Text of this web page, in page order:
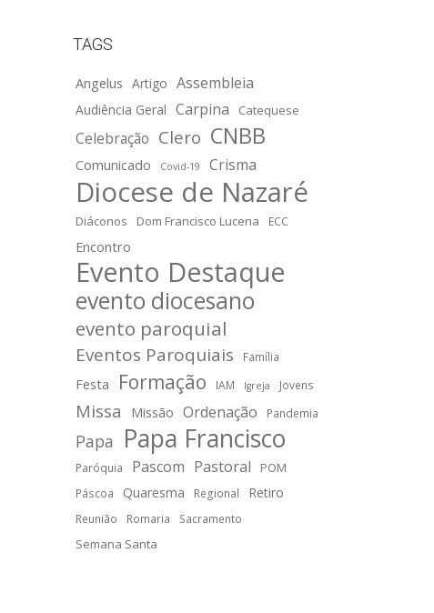
TAGS
Angelus Artigo Assembleia
Audiência Geral Carpina Catequese
Celebração Clero CNBB
Comunicado Covid-19 Crisma
Diocese de Nazaré
Diáconos Dom Francisco Lucena ECC
Encontro
Evento Destaque
evento diocesano
evento paroquial
Eventos Paroquiais Família
Festa Formação IAM Igreja Jovens
Missa Missão Ordenação Pandemia
Papa Papa Francisco
Paróquia Pascom Pastoral POM
Páscoa Quaresma Regional Retiro
Reunião Romaria Sacramento
Semana Santa